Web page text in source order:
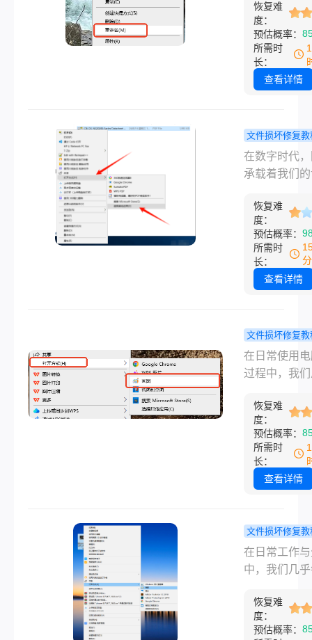
件损坏打不
况：文件头
数据错误、
符甚至物理
可能导致图
何修复的常
总结，涵盖
操作到专业
多种解决方
助你快速恢
的图片文件。
恢复难
度：
预估概率：
所需时
长：
查看详情
文件损坏修复教
片打不开怎
复？全方位
回你的珍贵
间！
在数字时代
承载着我们
感瞬间。然
满怀期待地
张图片，却
一个错误提
个破碎的图
感无以言表
打不开是一
问题，但其
原因错综复
简单的缓存
严重的文件
不一而足。
恢复难
度：
预估概率：
所需时
长：
查看详情
文件损坏修复教
脑中图片打
怎么办？全
南！
在日常使用
过程中，我
的问题——精
摄或保存的
然无法打开
论是提示“无
此图片”、“内
我们与重要
工作资料之
一扇紧闭的
通常并非不
症，其背后
样，解决方
恢复难
度：
预估概率：
所需时
长：
查看详情
文件损坏修复教
jpg图片打
么修复？一
指南！
在日常工作
中，我们几
道。它因其
压缩能力而
恢复难
度：
预估概率：